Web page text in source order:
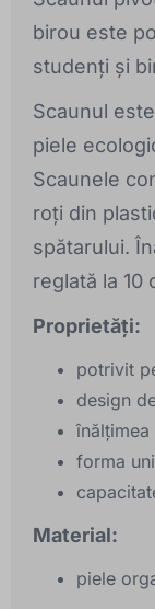
birou este
studenți și
Scaunul
piele
Scaunele
roți din
spătarului.
reglată la 10
Proprietăți:
potrivit
design
înălțimea
forma
Material:
piele